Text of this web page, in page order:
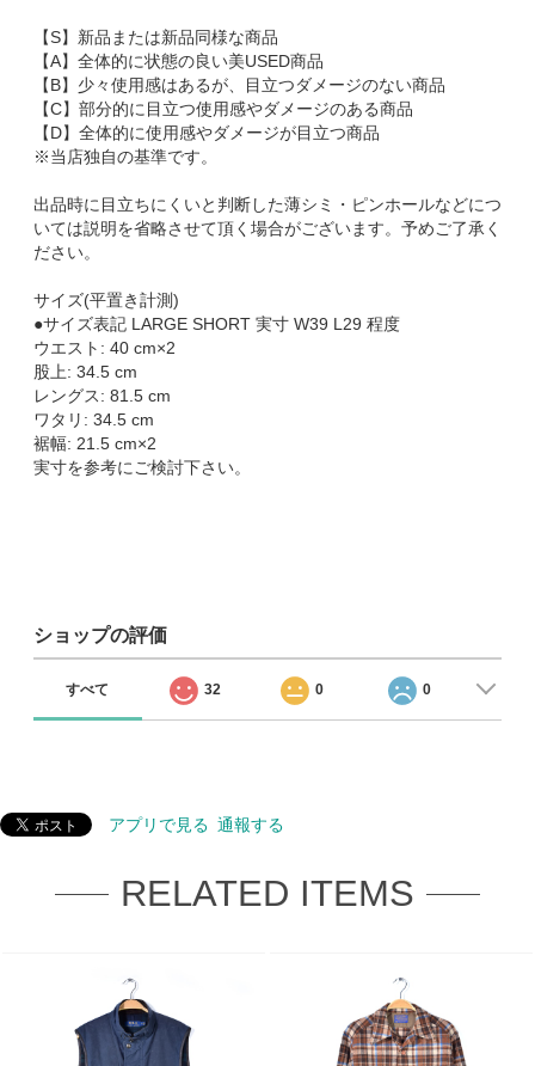
【S】新品または新品同様な商品
【A】全体的に状態の良い美USED商品
【B】少々使用感はあるが、目立つダメージのない商品
【C】部分的に目立つ使用感やダメージのある商品
【D】全体的に使用感やダメージが目立つ商品
※当店独自の基準です。
出品時に目立ちにくいと判断した薄シミ・ピンホールなどにつ
いては説明を省略させて頂く場合がございます。予めご了承く
ださい。
サイズ(平置き計測)
●サイズ表記 LARGE SHORT 実寸 W39 L29 程度
ウエスト: 40 cm×2
股上: 34.5 cm
レングス: 81.5 cm
ワタリ: 34.5 cm
裾幅: 21.5 cm×2
実寸を参考にご検討下さい。
ショップの評価
すべて 32 0 0
アプリで見る 通報する
RELATED ITEMS